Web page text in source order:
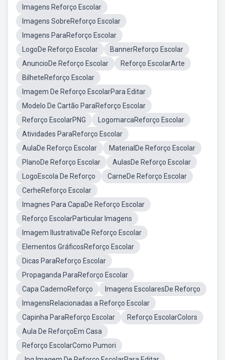
Imagens Reforço Escolar
Imagens SobreReforço Escolar
Imagens ParaReforço Escolar
LogoDe Reforço Escolar
BannerReforço Escolar
AnuncioDe Reforço Escolar
Reforço EscolarArte
BilheteReforço Escolar
Imagem De Reforço EscolarPara Editar
Modelo De Cartão ParaReforço Escolar
Reforço EscolarPNG
LogomarcaReforço Escolar
Atividades ParaReforço Escolar
AulaDe Reforço Escolar
MaterialDe Reforço Escolar
PlanoDe Reforço Escolar
AulasDe Reforço Escolar
LogoEscola De Reforço
CarneDe Reforço Escolar
CerheReforço Escolar
Imagnes Para CapaDe Reforço Escolar
Reforço EscolarParticular Imagens
Imagem IlustrativaDe Reforço Escolar
Elementos GráficosReforço Escolar
Dicas ParaReforço Escolar
Propaganda ParaReforço Escolar
Capa CadernoReforço
Imagens EscolaresDe Reforço
ImagensRelacionadas a Reforço Escolar
Capinha ParaReforço Escolar
Reforço EscolarColors
Aula De ReforçoEm Casa
Reforço EscolarComo Pumori